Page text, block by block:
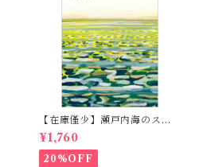
【在庫僅少】瀬戸内海のスケ
ッチ 黒島伝治作品集
¥1,760
20%OFF